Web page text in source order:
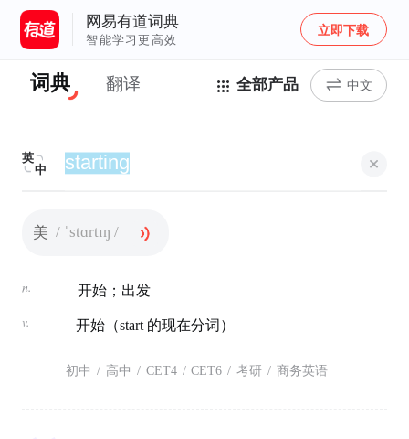
网易有道词典
智能学习更高效
立即下载
词典 翻译 全部产品 中文
英
中
美 / ˈstɑrtɪŋ /
n. 开始；出发
v. 开始（start 的现在分词）
初中 / 高中 / CET4 / CET6 / 考研 / 商务英语